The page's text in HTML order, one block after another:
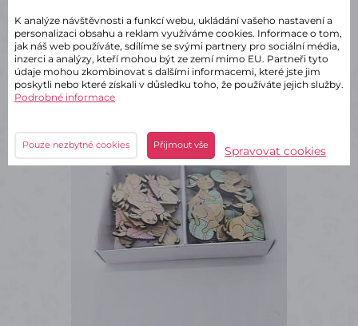
ks Do košíku
K analýze návštěvnosti a funkcí webu, ukládání vašeho nastavení a
personalizaci obsahu a reklam využíváme cookies. Informace o tom,
jak náš web používáte, sdílíme se svými partnery pro sociální média,
inzerci a analýzy, kteří mohou být ze zemí mimo EU. Partneři tyto
údaje mohou zkombinovat s dalšími informacemi, které jste jim
poskytli nebo které získali v důsledku toho, že používáte jejich služby.
Podrobné informace
Pouze nezbytné cookies Přijmout vše Spravovat cookies